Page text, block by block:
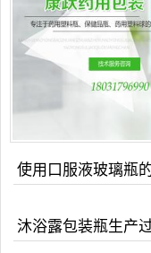
使用口服液玻璃瓶
沐浴露包装瓶生产